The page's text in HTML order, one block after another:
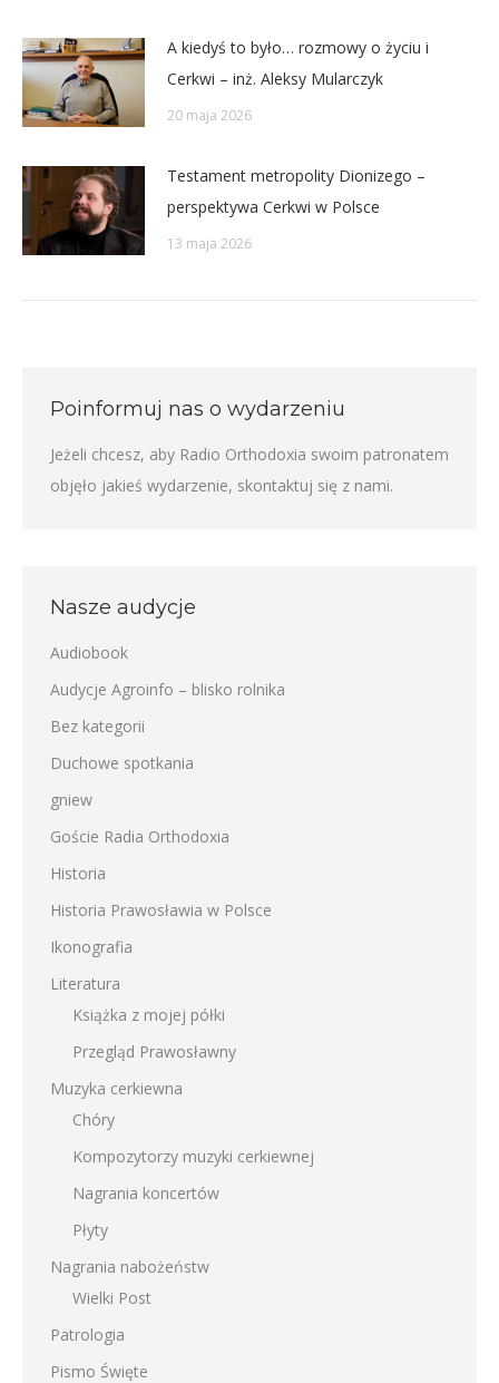
A kiedyś to było… rozmowy o życiu i
Cerkwi – inż. Aleksy Mularczyk
20 maja 2026
Testament metropolity Dionizego –
perspektywa Cerkwi w Polsce
13 maja 2026
Poinformuj nas o wydarzeniu
Jeżeli chcesz, aby Radio Orthodoxia swoim patronatem
objęło jakieś wydarzenie, skontaktuj się z nami.
Nasze audycje
Audiobook
Audycje Agroinfo – blisko rolnika
Bez kategorii
Duchowe spotkania
gniew
Goście Radia Orthodoxia
Historia
Historia Prawosławia w Polsce
Ikonografia
Literatura
Książka z mojej półki
Przegląd Prawosławny
Muzyka cerkiewna
Chóry
Kompozytorzy muzyki cerkiewnej
Nagrania koncertów
Płyty
Nagrania nabożeństw
Wielki Post
Patrologia
Pismo Święte